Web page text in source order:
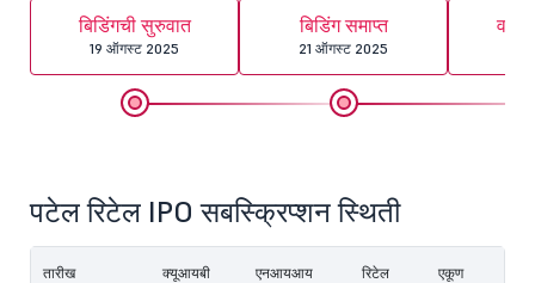
बिडिंगची सुरुवात
19 ऑगस्ट 2025
बिडिंग समाप्त
21 ऑगस्ट 2025
पटेल रिटेल IPO सबस्क्रिप्शन स्थिती
तारीख क्यूआयबी एनआयआय रिटेल एकूण